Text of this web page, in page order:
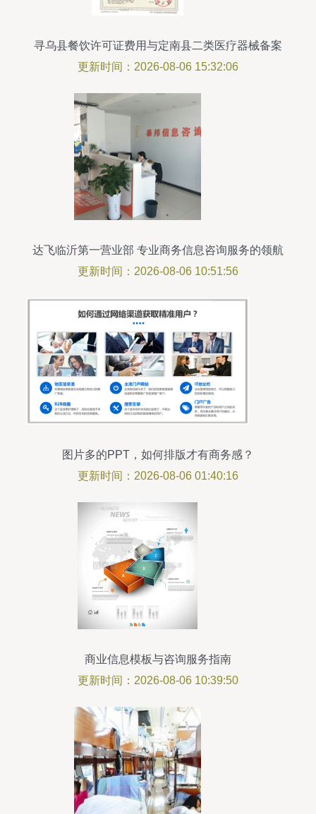
寻乌县餐饮许可证费用与定南县二类医疗器械备案
流程及费用详解
更新时间：2026-08-06 15:32:06
达飞临沂第一营业部 专业商务信息咨询服务的领航
者
更新时间：2026-08-06 10:51:56
图片多的PPT，如何排版才有商务感？
更新时间：2026-08-06 01:40:16
商业信息模板与咨询服务指南
更新时间：2026-08-06 10:39:50